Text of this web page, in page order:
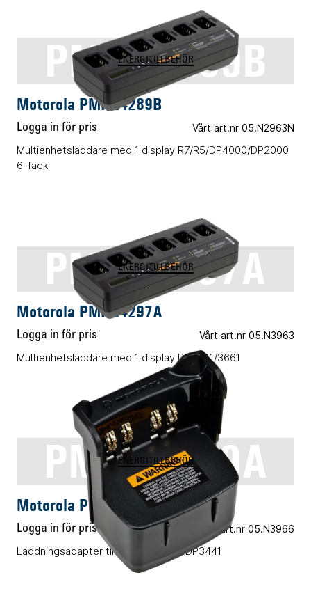
PMPN4289B
ENERGITILLBEHÖR
Motorola PMPN4289B
Logga in för pris Vårt art.nr 05.N2963N
Multienhetsladdare med 1 display R7/R5/DP4000/DP2000
6-fack
PMPN4297A
ENERGITILLBEHÖR
Motorola PMPN4297A
Logga in för pris Vårt art.nr 05.N3963
Multienhetsladdare med 1 display DP3441/3661
PMLN6669A
ENERGITILLBEHÖR
Motorola PMLN6669A
Logga in för pris Vårt art.nr 05.N3966
Laddningsadapter till 6-facksladd / DP3441